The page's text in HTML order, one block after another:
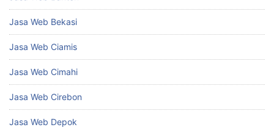
Jasa Web Bekasi
Jasa Web Ciamis
Jasa Web Cimahi
Jasa Web Cirebon
Jasa Web Depok